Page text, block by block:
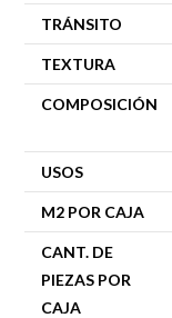
TRÁNSITO
TEXTURA
COMPOSICIÓN
USOS
M2 POR CAJA
CANT. DE
PIEZAS POR
CAJA